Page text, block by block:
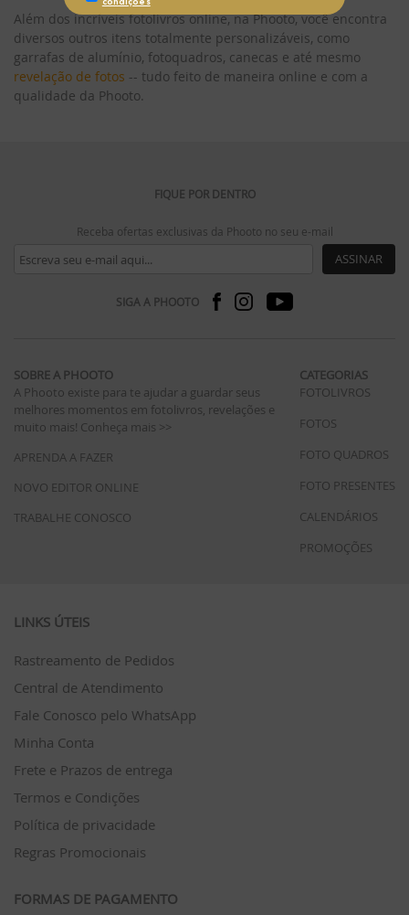
Além dos incríveis fotolivros online, na Phooto, você encontra
diversos outros itens totalmente personalizáveis, como
garrafas de alumínio, fotoquadros, canecas e até mesmo
revelação de fotos -- tudo feito de maneira online e com a
qualidade da Phooto.
FIQUE POR DENTRO
Receba ofertas exclusivas da Phooto no seu e-mail
ASSINAR
SIGA A PHOOTO
SOBRE A PHOOTO
A Phooto existe para te ajudar a guardar seus
melhores momentos em fotolivros, revelações e
muito mais! Conheça mais >>
APRENDA A FAZER
NOVO EDITOR ONLINE
TRABALHE CONOSCO
CATEGORIAS
FOTOLIVROS
FOTOS
FOTO QUADROS
FOTO PRESENTES
CALENDÁRIOS
PROMOÇÕES
LINKS ÚTEIS
Rastreamento de Pedidos
Central de Atendimento
Fale Conosco pelo WhatsApp
Minha Conta
Frete e Prazos de entrega
Termos e Condições
Política de privacidade
Regras Promocionais
FORMAS DE PAGAMENTO